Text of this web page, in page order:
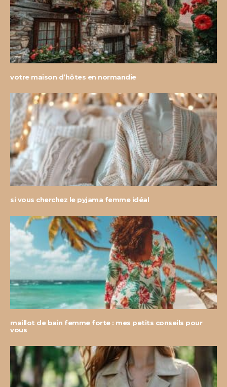
votre maison d’hôtes en normandie
si vous cherchez le pyjama femme idéal
maillot de bain femme forte : mes petits conseils pour
vous